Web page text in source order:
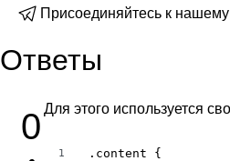
Присоединяйтесь к
Ответы
0 Для этого используется
1
.content {